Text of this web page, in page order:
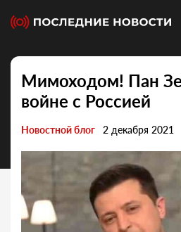
Мимоходом! Пан
войне с Россией
Новостной блог 2 декабря 2021